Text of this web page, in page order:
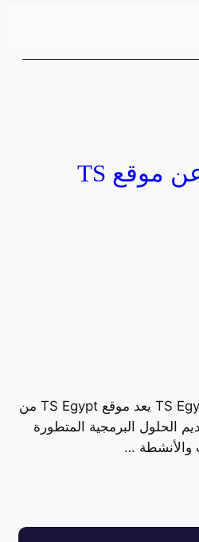
مقال تعريفي عن موقع TS
مقال تعريفي عن موقع TS Egypt يعد موقع TS Egypt من
الحلول البرمجية المتطورة
والأنشطة …